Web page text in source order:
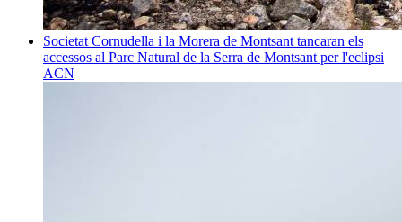
Societat Cornudella i la Morera de Montsant tancaran els
accessos al Parc Natural de la Serra de Montsant per l'eclipsi
ACN